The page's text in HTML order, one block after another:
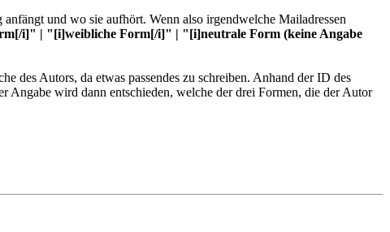
und wo sie aufhört. Wenn also irgendwelche Mailadressen
i]" | "[i]weibliche Form[/i]" | "[i]neutrale Form (keine Angabe
des Autors, da etwas passendes zu schreiben. Anhand der ID des
Angabe wird dann entschieden, welche der drei Formen, die der Autor